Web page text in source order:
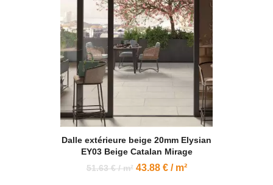
Dalle extérieure beige 20mm Elysian
EY03 Beige Catalan Mirage
51.63 € / m² 43.88 € / m²